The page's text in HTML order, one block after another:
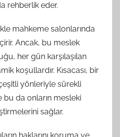
rehberlik eder.
mahkeme salonlarında
Ancak, bu meslek
her gün karşılaşılan
koşullardır. Kısacası, bir
yönleriyle sürekli
da onların mesleki
sağlar.